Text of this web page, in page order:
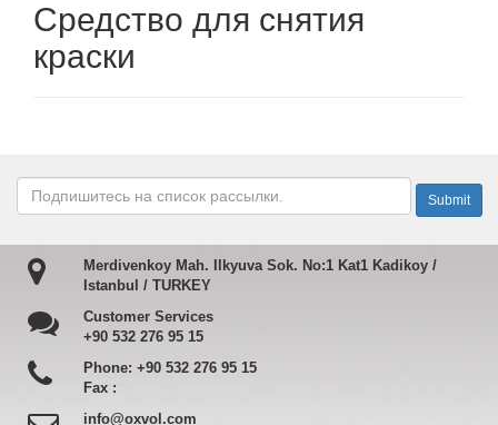
Средство для снятия
краски
Merdivenkoy Mah. Ilkyuva Sok. No:1 Kat1 Kadikoy /
Istanbul / TURKEY
Customer Services
+90 532 276 95 15
Phone: +90 532 276 95 15
Fax :
info@oxvol.com